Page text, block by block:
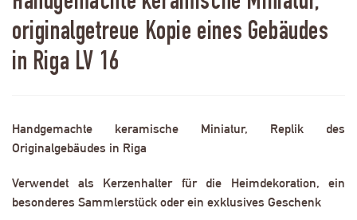
originalgetreue Kopie eines Gebäudes
in Riga LV 16
Handgemachte keramische Miniatur, Replik des
Originalgebäudes in Riga
Verwendet als Kerzenhalter für die Heimdekoration, ein
besonderes Sammlerstück oder ein exklusives Geschenk